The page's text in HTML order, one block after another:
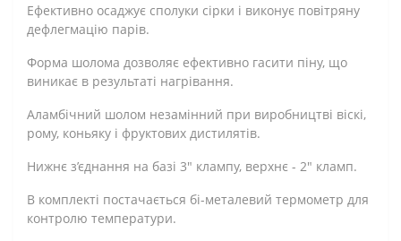
Ефективно осаджує сполуки сірки і виконує повітряну
дефлегмацію парів.
Форма шолома дозволяє ефективно гасити піну, що
виникає в результаті нагрівання.
Аламбічний шолом незамінний при виробництві віскі,
рому, коньяку і фруктових дистилятів.
Нижнє з’єднання на базі 3″ клампу, верхнє - 2" кламп.
В комплекті постачається бі-металевий термометр для
контролю температури.